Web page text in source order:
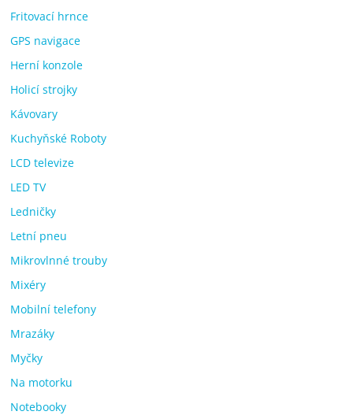
Fritovací hrnce
GPS navigace
Herní konzole
Holicí strojky
Kávovary
Kuchyňské Roboty
LCD televize
LED TV
Ledničky
Letní pneu
Mikrovlnné trouby
Mixéry
Mobilní telefony
Mrazáky
Myčky
Na motorku
Notebooky